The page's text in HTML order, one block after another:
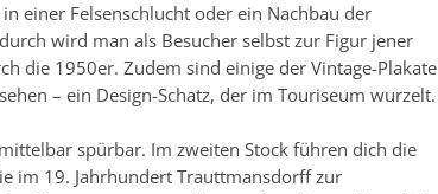
einer Felsenschlucht oder ein Nachbau der
wird man als Besucher selbst zur Figur jener
die 1950er. Zudem sind einige der Vintage-Plakate
– ein Design-Schatz, der im Touriseum wurzelt.
spürbar. Im zweiten Stock führen dich die
im 19. Jahrhundert Trauttmansdorff zur